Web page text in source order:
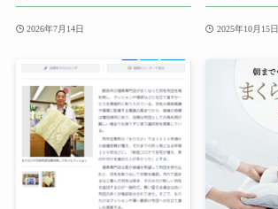
2026年7月14日 2025年10月15日